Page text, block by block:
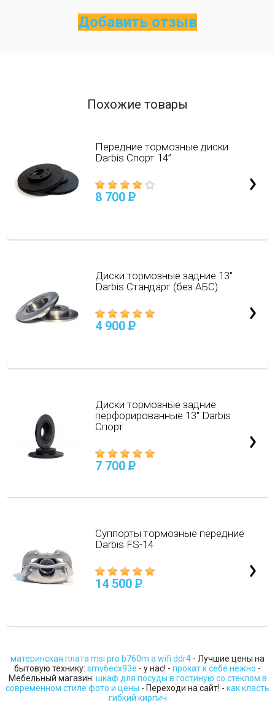
Добавить отзыв
Похожие товары
Передние тормозные диски
Darbis Спорт 14”
8 700 P
Диски тормозные задние 13"
Darbis Стандарт (без АБС)
4 900 P
Диски тормозные задние
перфорированные 13" Darbis
Спорт
7 700 P
Суппорты тормозные передние
Darbis FS-14
14 500 P
материнская плата msi pro b760m a wifi ddr4 - Лучшие цены на
бытовую технику: smv6ecx93e - у нас! - прокат к себе нежно -
Мебельный магазин: шкаф для посуды в гостиную со стеклом в
современном стиле фото и цены - Переходи на сайт! - как класть
гибкий кирпич